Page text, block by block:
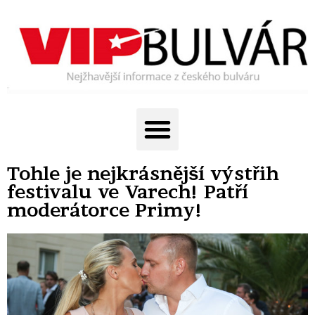
Tohle je nejkrásnější výstřih
festivalu ve Varech! Patří
moderátorce Primy!